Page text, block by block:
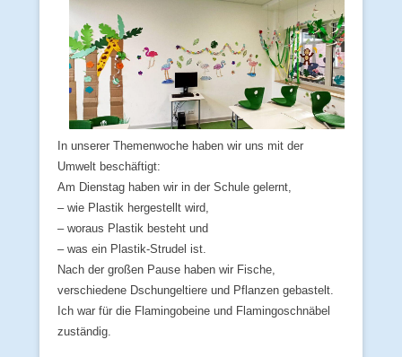
In unserer Themenwoche haben wir uns mit der
Umwelt beschäftigt:
Am Dienstag haben wir in der Schule gelernt,
– wie Plastik hergestellt wird,
– woraus Plastik besteht und
– was ein Plastik-Strudel ist.
Nach der großen Pause haben wir Fische,
verschiedene Dschungeltiere und Pflanzen gebastelt.
Ich war für die Flamingobeine und Flamingoschnäbel
zuständig.